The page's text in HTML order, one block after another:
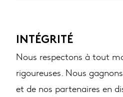
INTÉGRITÉ
Nous respectons à tout
rigoureuses. Nous
et de nos partenaires en